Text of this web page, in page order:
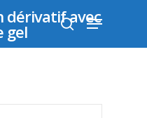
ou "échap"
dérivatif avec
gel